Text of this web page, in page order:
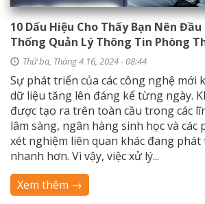
10 Dấu Hiệu Cho Thấy Bạn Nên
Thống Quản Lý Thông Tin Phòng
Thứ ba, Tháng 4 16, 2024 - 08:44
Sự phát triển của các công nghệ mới
dữ liệu tăng lên đáng kể từng ngày.
được tạo ra trên toàn cầu trong các
lâm sàng, ngân hàng sinh học và
xét nghiệm liên quan khác đang
nhanh hơn. Vì vậy, việc xử lý...
Xem thêm →